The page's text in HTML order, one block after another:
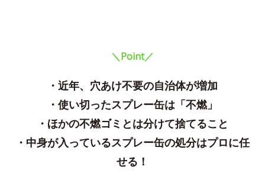
＼Point／
・近年、穴あけ不要の自治体が増加
・使い切ったスプレー缶は「不燃」
・ほかの不燃ゴミとは分けて捨てること
・中身が入っているスプレー缶の処分はプロに任
せる！